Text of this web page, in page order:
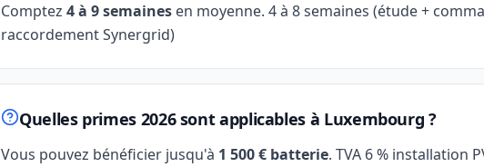
Comptez 4 à 9 semaines en moyenne. 4 à 8 semaines (étude +
raccordement Synergrid)
Quelles primes 2026 sont applicables à Luxembourg ?
Vous pouvez bénéficier jusqu'à 1 500 € batterie. TVA 6 % installation